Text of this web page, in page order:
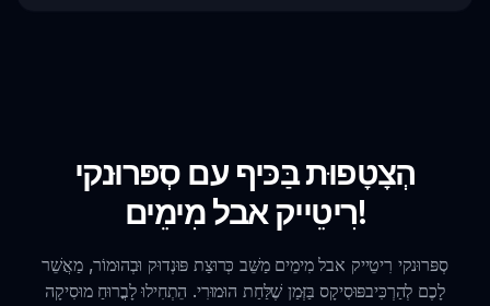
הְצָטָפוּת בַּכּיף עם סְפּרוּנקי
רִיטֵייק אבל מִימֵים!
סְפּרוּנקי רִיטֵייק אבל מִימֵים מַשֵּׁב כְּרוּצַת פּוּנְדוּק וּבְהוּמוֹר, מַאֲשֵׁר
לָכֶם לְהַרְכִּיבפּוּסִיקָס בַּזְּמַן שֶׁלַּחַת הוּמוּרִי. הֵתְחִילוּ לָבֳרוּחַ מוּסִיקָה